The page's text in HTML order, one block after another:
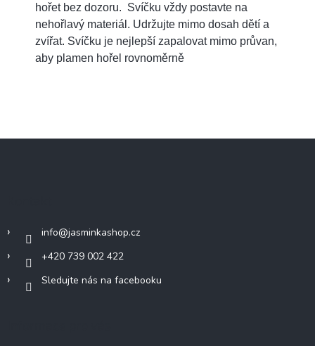
hořet bez dozoru. Svíčku vždy postavte na
nehořlavý materiál. Udržujte mimo dosah dětí a
zvířat. Svíčku je nejlepší zapalovat mimo průvan,
aby plamen hořel rovnoměrně
info@jasminkashop.cz
+420 739 002 422
Sledujte nás na facebooku